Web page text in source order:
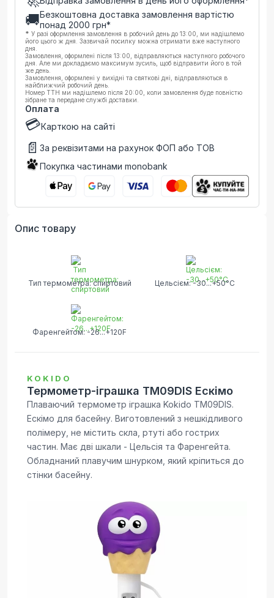
🚚Безкоштовна доставка замовлення вартістю
понад 2000 грн*
* У разі оформлення замовлення в робочий день до 13:00, ми надішлемо
його цього ж дня. Зазвичай посилку можна отримати вже наступного
дня.
Замовлення, оформлені після 13:00, відправляються наступного робочого
дня. Але ми докладаємо максимум зусиль, щоб відправити його в той
же день.
Замовлення, оформлені у вихідні та святкові дні, відправляються в
найближчий робочий день.
Номер ТТН ми надішлемо після 20:00, коли замовлення буде повністю
зібране та передане службі доставки.
Оплата
💳Карткою на сайті
📄 За реквізитами на рахунок ФОП або ТОВ
Покупка частинами monobank
Опис товару
Тип термометра: спиртовий Цельсієм: -30...+50°C
Фаренгейтом: -26...+120F
KOKIDO
Термометр-іграшка TM09DIS Ескімо
Плаваючий термометр іграшка Kokido TM09DIS.
Ескімо для басейну. Виготовлений з нешкідливого
полімеру, не містить скла, ртуті або гострих
частин. Має дві шкали - Цельсія та Фаренгейта.
Обладнаний плавучим шнурком, який кріпиться до
стінки басейну.